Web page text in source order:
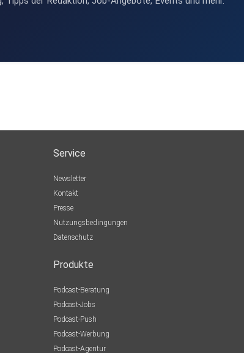
Service
Newsletter
Kontakt
Presse
Nutzungsbedingungen
Datenschutz
Produkte
Podcast-Beratung
Podcast-Jobs
Podcast-Push
Podcast-Werbung
Podcast-Agentur